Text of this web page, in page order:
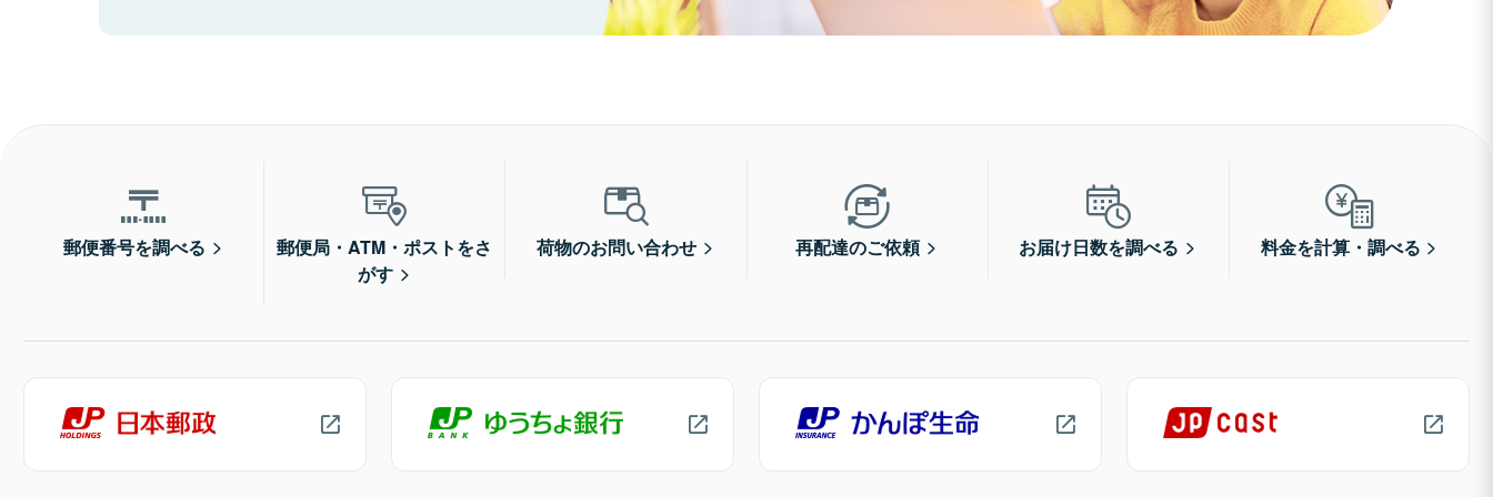
郵便番号を調べる
郵便局・ATM・ポストをさ
がす
荷物のお問い合わせ 再配達のご依頼 お届け日数を調べる 料金を計算・調べる